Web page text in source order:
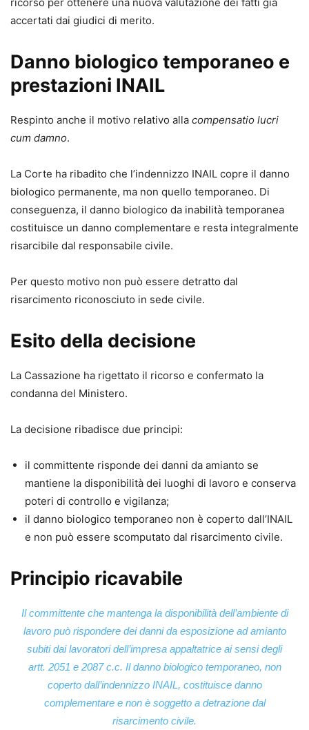
accertati dai giudici di merito.
Danno biologico temporaneo e
prestazioni INAIL
Respinto anche il motivo relativo alla compensatio lucri
cum damno.
La Corte ha ribadito che l’indennizzo INAIL copre il danno
biologico permanente, ma non quello temporaneo. Di
conseguenza, il danno biologico da inabilità temporanea
costituisce un danno complementare e resta integralmente
risarcibile dal responsabile civile.
Per questo motivo non può essere detratto dal
risarcimento riconosciuto in sede civile.
Esito della decisione
La Cassazione ha rigettato il ricorso e confermato la
condanna del Ministero.
La decisione ribadisce due principi:
il committente risponde dei danni da amianto se
mantiene la disponibilità dei luoghi di lavoro e conserva
poteri di controllo e vigilanza;
il danno biologico temporaneo non è coperto dall’INAIL
e non può essere scomputato dal risarcimento civile.
Principio ricavabile
Il committente che mantenga la disponibilità dell’ambiente di
lavoro può rispondere dei danni da esposizione ad amianto
subiti dai lavoratori dell’impresa appaltatrice ai sensi degli
artt. 2051 e 2087 c.c. Il danno biologico temporaneo, non
coperto dall’indennizzo INAIL, costituisce danno
complementare e non è soggetto a detrazione dal
risarcimento civile.